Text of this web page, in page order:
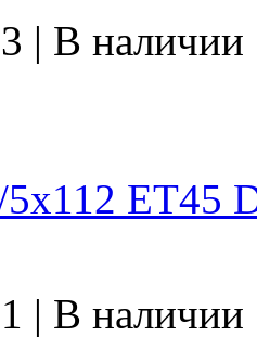
| В наличии
5x112 ET45
| В наличии